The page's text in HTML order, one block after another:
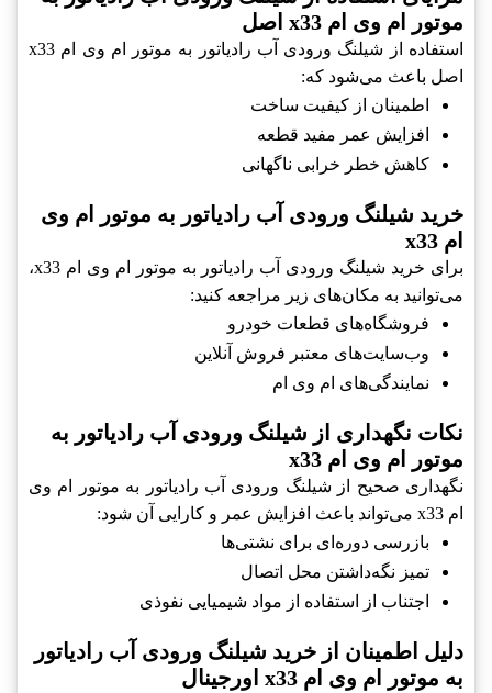
موتور ام وی ام x33 اصل
استفاده از شیلنگ ورودی آب رادیاتور به موتور ام وی ام x33
اصل باعث می‌شود که:
اطمینان از کیفیت ساخت
افزایش عمر مفید قطعه
کاهش خطر خرابی ناگهانی
خرید شیلنگ ورودی آب رادیاتور به موتور ام وی
ام x33
برای خرید شیلنگ ورودی آب رادیاتور به موتور ام وی ام x33،
می‌توانید به مکان‌های زیر مراجعه کنید:
فروشگاه‌های قطعات خودرو
وب‌سایت‌های معتبر فروش آنلاین
نمایندگی‌های ام وی ام
نکات نگهداری از شیلنگ ورودی آب رادیاتور به
موتور ام وی ام x33
نگهداری صحیح از شیلنگ ورودی آب رادیاتور به موتور ام وی
ام x33 می‌تواند باعث افزایش عمر و کارایی آن شود:
بازرسی دوره‌ای برای نشتی‌ها
تمیز نگه‌داشتن محل اتصال
اجتناب از استفاده از مواد شیمیایی نفوذی
دلیل اطمینان از خرید شیلنگ ورودی آب رادیاتور
به موتور ام وی ام x33 اورجینال